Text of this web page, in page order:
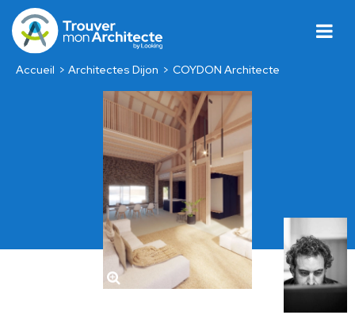
Accueil Architectes Dijon COYDON Architecte